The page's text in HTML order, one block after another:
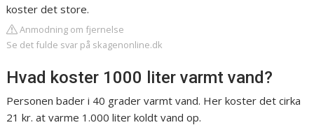
koster det store.
Anmodning om fjernelse
Se det fulde svar på skagenonline.dk
Hvad koster 1000 liter varmt vand?
Personen bader i 40 grader varmt vand. Her koster det cirka
21 kr. at varme 1.000 liter koldt vand op.